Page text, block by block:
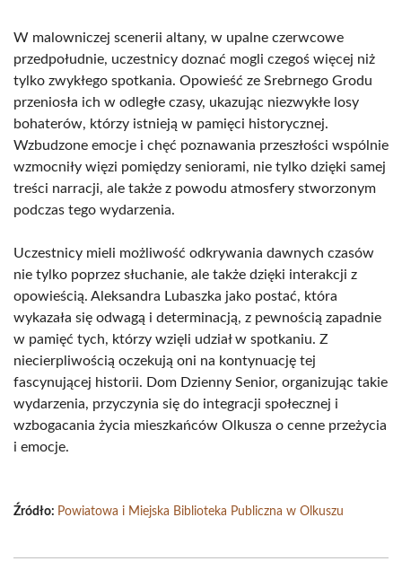
W malowniczej scenerii altany, w upalne czerwcowe
przedpołudnie, uczestnicy doznać mogli czegoś więcej niż
tylko zwykłego spotkania. Opowieść ze Srebrnego Grodu
przeniosła ich w odległe czasy, ukazując niezwykłe losy
bohaterów, którzy istnieją w pamięci historycznej.
Wzbudzone emocje i chęć poznawania przeszłości wspólnie
wzmocniły więzi pomiędzy seniorami, nie tylko dzięki samej
treści narracji, ale także z powodu atmosfery stworzonym
podczas tego wydarzenia.
Uczestnicy mieli możliwość odkrywania dawnych czasów
nie tylko poprzez słuchanie, ale także dzięki interakcji z
opowieścią. Aleksandra Lubaszka jako postać, która
wykazała się odwagą i determinacją, z pewnością zapadnie
w pamięć tych, którzy wzięli udział w spotkaniu. Z
niecierpliwością oczekują oni na kontynuację tej
fascynującej historii. Dom Dzienny Senior, organizując takie
wydarzenia, przyczynia się do integracji społecznej i
wzbogacania życia mieszkańców Olkusza o cenne przeżycia
i emocje.
Źródło: Powiatowa i Miejska Biblioteka Publiczna w Olkuszu